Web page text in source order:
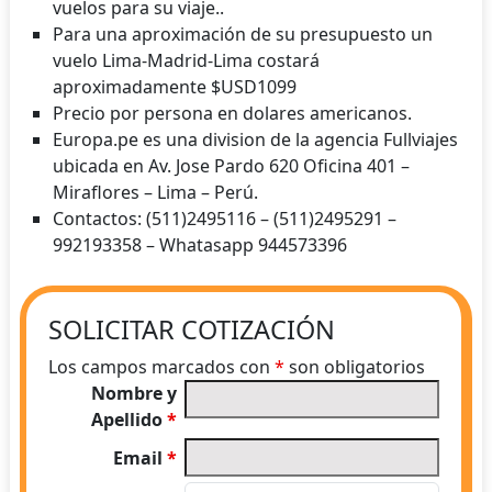
vuelos para su viaje..
Para una aproximación de su presupuesto un
vuelo Lima-Madrid-Lima costará
aproximadamente $USD1099
Precio por persona en dolares americanos.
Europa.pe es una division de la agencia Fullviajes
ubicada en Av. Jose Pardo 620 Oficina 401 –
Miraflores – Lima – Perú.
Contactos: (511)2495116 – (511)2495291 –
992193358 – Whatasapp 944573396
SOLICITAR COTIZACIÓN
Los campos marcados con * son obligatorios
Nombre y
Apellido*
Email*